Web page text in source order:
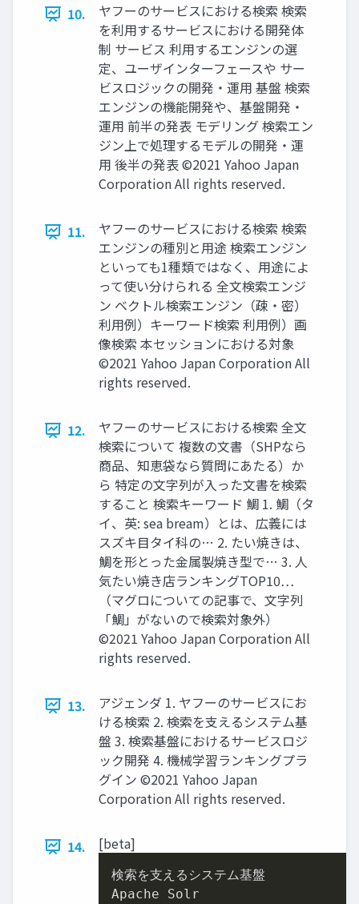
10.
ヤフーのサービスにおける検索 検索
を利用するサービスにおける開発体
制 サービス 利用するエンジンの選
定、ユーザインターフェースや サー
ビスロジックの開発・運用 基盤 検索
エンジンの機能開発や、基盤開発・
運用 前半の発表 モデリング 検索エン
ジン上で処理するモデルの開発・運
用 後半の発表 ©2021 Yahoo Japan
Corporation All rights reserved.
11.
ヤフーのサービスにおける検索 検索
エンジンの種別と用途 検索エンジン
といっても1種類ではなく、用途によ
って使い分けられる 全文検索エンジ
ン ベクトル検索エンジン（疎・密）
利用例）キーワード検索 利用例）画
像検索 本セッションにおける対象
©2021 Yahoo Japan Corporation All
rights reserved.
12.
ヤフーのサービスにおける検索 全文
検索について 複数の文書（SHPなら
商品、知恵袋なら質問にあたる）か
ら 特定の文字列が入った文書を検索
すること 検索キーワード 鯛 1. 鯛（タ
イ、英: sea bream）とは、広義には
スズキ目タイ科の… 2. たい焼きは、
鯛を形とった金属製焼き型で… 3. 人
気たい焼き店ランキングTOP10…
（マグロについての記事で、文字列
「鯛」がないので検索対象外）
©2021 Yahoo Japan Corporation All
rights reserved.
13.
アジェンダ 1. ヤフーのサービスにお
ける検索 2. 検索を支えるシステム基
盤 3. 検索基盤におけるサービスロジ
ック開発 4. 機械学習ランキングプラ
グイン ©2021 Yahoo Japan
Corporation All rights reserved.
14. [beta]
検索を支えるシステム基盤
Apache Solr